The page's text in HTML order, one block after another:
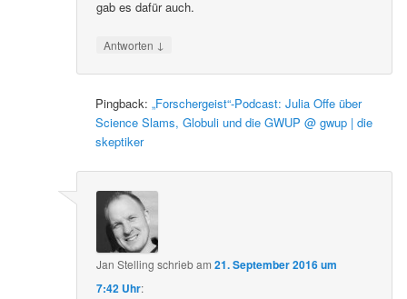
gab es dafür auch.
Antworten ↓
Pingback:„Forschergeist“-Podcast: Julia Offe über
Science Slams, Globuli und die GWUP @ gwup | die
skeptiker
Jan Stelling schriebam21. September 2016 um
7:42 Uhr: